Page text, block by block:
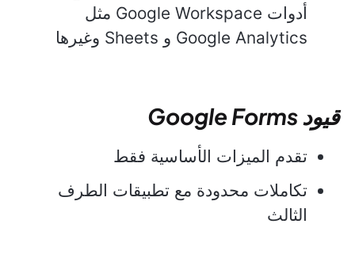
أدوات Google Workspace مثل
Google Analytics و Sheets وغيرها
قيود Google Forms
تقدم الميزات الأساسية فقط
تكاملات محدودة مع تطبيقات الطرف
الثالث